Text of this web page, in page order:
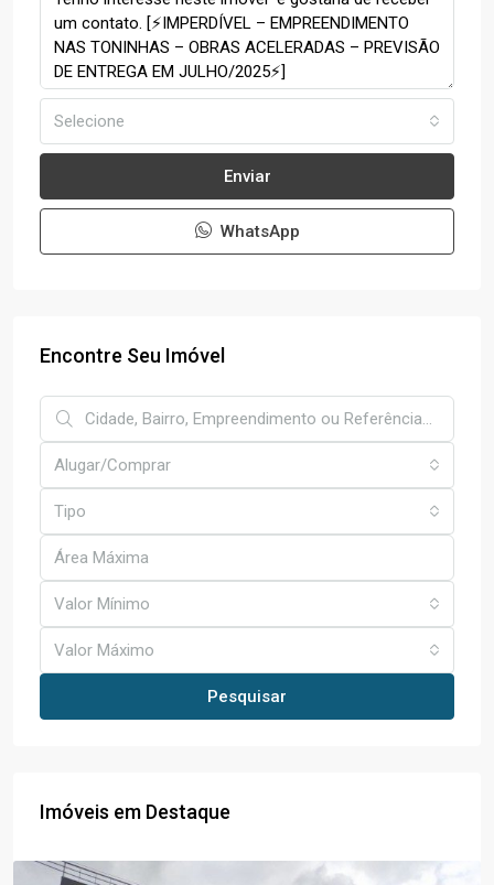
Selecione
Enviar
WhatsApp
Encontre Seu Imóvel
Alugar/Comprar
Tipo
Valor Mínimo
Valor Máximo
Pesquisar
Imóveis em Destaque